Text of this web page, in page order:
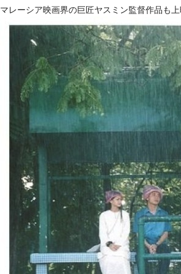
マレーシア映画界の巨匠ヤスミン監督作品も